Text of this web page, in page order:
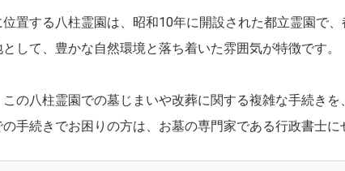
置する八柱霊園は、昭和10年に開設された都立霊園で
して、豊かな自然環境と落ち着いた雰囲気が特徴です。
の八柱霊園での墓じまいや改葬に関する複雑な手続き
手続きでお困りの方は、お墓の専門家である行政書士に